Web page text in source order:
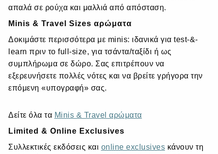
απαλά σε ρούχα και μαλλιά από απόσταση.
Minis & Travel Sizes αρώματα
Δοκιμάστε περισσότερα με minis: ιδανικά για test-&-
learn πριν το full-size, για τσάντα/ταξίδι ή ως
συμπλήρωμα σε δώρο. Σας επιτρέπουν να
εξερευνήσετε πολλές νότες και να βρείτε γρήγορα την
επόμενη «υπογραφή» σας.
Δείτε όλα τα Minis & Travel αρώματα
Limited & Online Exclusives
Συλλεκτικές εκδόσεις και online exclusives κάνουν τη